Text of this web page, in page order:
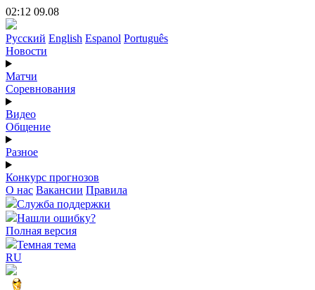
02:12 09.08
Русский English Espanol Português
Новости
Матчи
Соревнования
Видео
Общение
Разное
Конкурс прогнозов
О нас Вакансии Правила
Служба поддержки
Нашли ошибку?
Полная версия
Темная тема
RU